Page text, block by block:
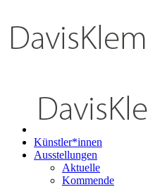
Künstler*innen
Ausstellungen
Aktuelle
Kommende